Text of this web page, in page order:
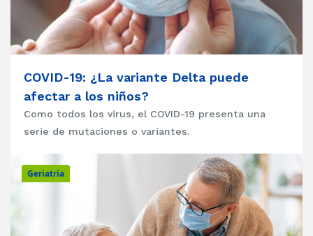
COVID-19: ¿La variante Delta puede
afectar a los niños?
Como todos los virus, el COVID-19 presenta una
serie de mutaciones o variantes.
Geriatría